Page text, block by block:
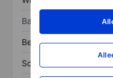
Balans
Bezittingen
Schulden